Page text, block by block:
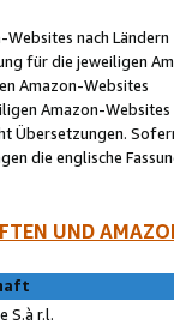
nach Ländern
für die jeweiligen
Amazon-Websites
Amazon-Websites
Übersetzungen.
die englische
UND
S.à r.l.